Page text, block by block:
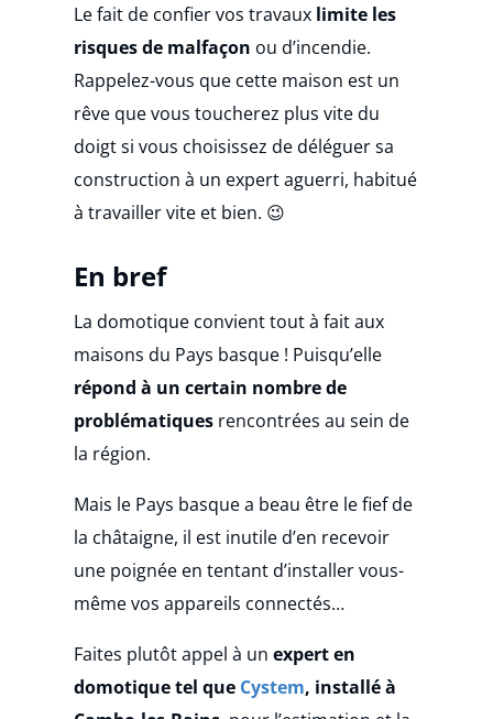
Le fait de confier vos travaux limite les
risques de malfaçon ou d’incendie.
Rappelez-vous que cette maison est un
rêve que vous toucherez plus vite du
doigt si vous choisissez de déléguer sa
construction à un expert aguerri, habitué
à travailler vite et bien. 😉
En bref
La domotique convient tout à fait aux
maisons du Pays basque ! Puisqu’elle
répond à un certain nombre de
problématiques rencontrées au sein de
la région.
Mais le Pays basque a beau être le fief de
la châtaigne, il est inutile d’en recevoir
une poignée en tentant d’installer vous-
même vos appareils connectés…
Faites plutôt appel à unexpert en
domotique tel que Cystem, installé à